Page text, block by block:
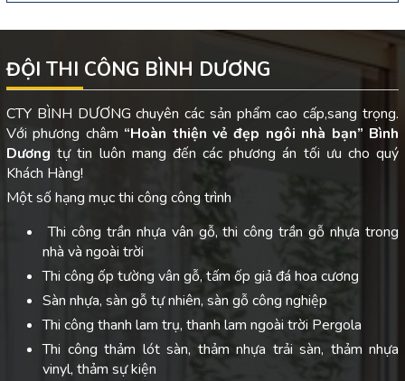
ĐỘI THI CÔNG BÌNH DƯƠNG
CTY BÌNH DƯƠNG chuyên các sản phẩm cao cấp,sang trọng.
Với phương châm “Hoàn thiện vẻ đẹp ngôi nhà bạn” Bình
Dươngtự tin luôn mang đến các phương án tối ưu cho quý
Khách Hàng!
Một số hạng mục thi công công trình
Thi công trần nhựa vân gỗ, thi công trần gỗ nhựa trong
nhà và ngoài trời
Thi công ốp tường vân gỗ, tấm ốp giả đá hoa cương
Sàn nhựa, sàn gỗ tự nhiên, sàn gỗ công nghiệp
Thi công thanh lam trụ, thanh lam ngoài trời Pergola
Thi công thảm lót sàn, thảm nhựa trải sàn, thảm nhựa
vinyl, thảm sự kiện